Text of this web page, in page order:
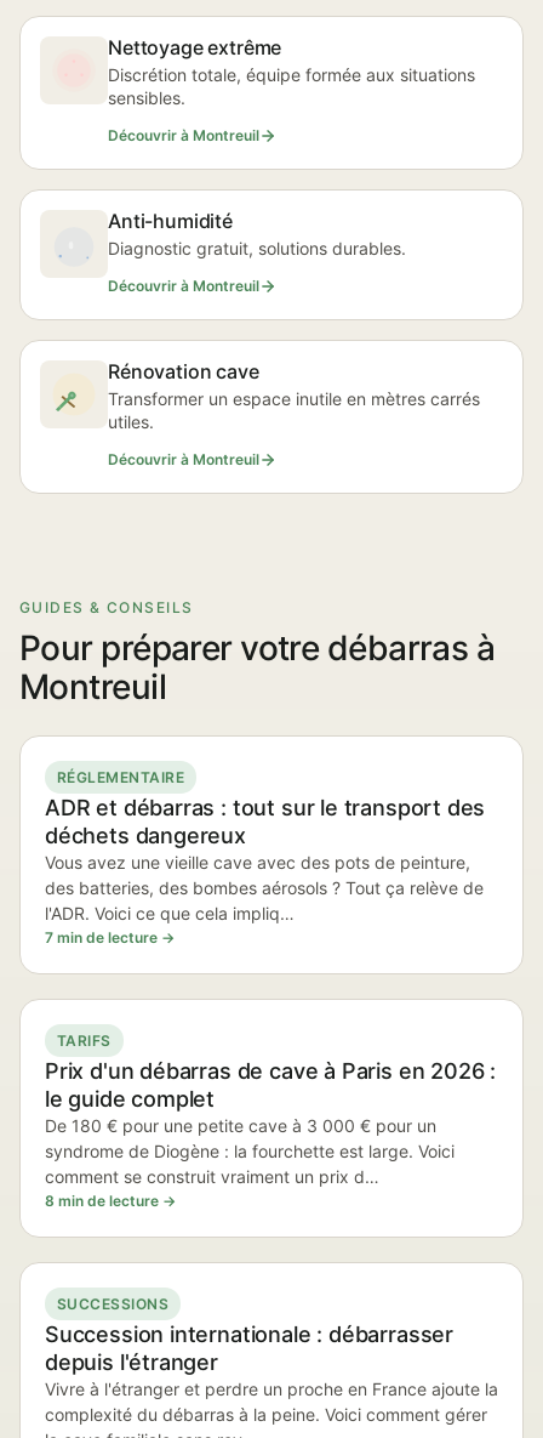
Nettoyage extrême
Discrétion totale, équipe formée aux situations
sensibles.
Découvrir à Montreuil
Anti-humidité
Diagnostic gratuit, solutions durables.
Découvrir à Montreuil
Rénovation cave
Transformer un espace inutile en mètres carrés
utiles.
Découvrir à Montreuil
GUIDES & CONSEILS
Pour préparer votre débarras à
Montreuil
RÉGLEMENTAIRE
ADR et débarras : tout sur le transport des
déchets dangereux
Vous avez une vieille cave avec des pots de peinture,
des batteries, des bombes aérosols ? Tout ça relève de
l'ADR. Voici ce que cela impliq…
7 min de lecture →
TARIFS
Prix d'un débarras de cave à Paris en 2026 :
le guide complet
De 180 € pour une petite cave à 3 000 € pour un
syndrome de Diogène : la fourchette est large. Voici
comment se construit vraiment un prix d…
8 min de lecture →
SUCCESSIONS
Succession internationale : débarrasser
depuis l'étranger
Vivre à l'étranger et perdre un proche en France ajoute la
complexité du débarras à la peine. Voici comment gérer